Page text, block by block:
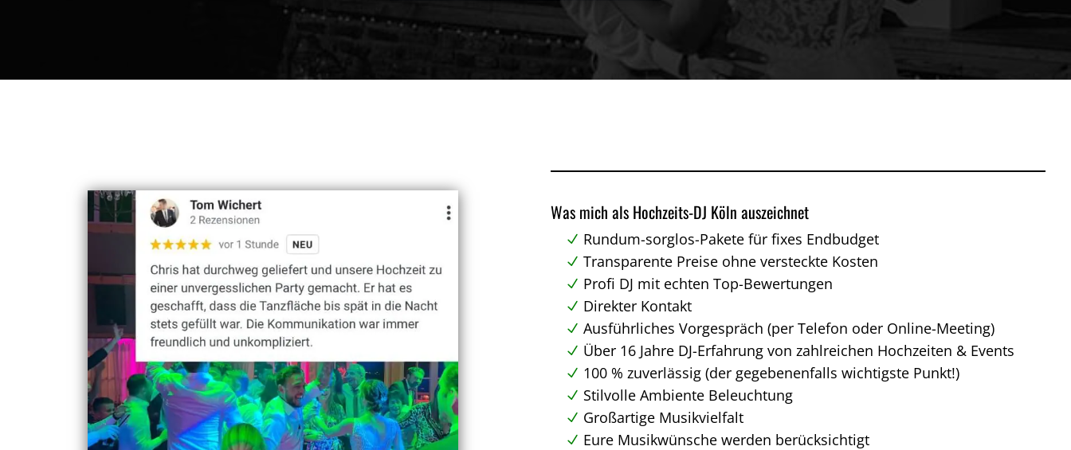
Was mich als Hochzeits-DJ Köln auszeichnet
Rundum-sorglos-Pakete für fixes Endbudget
Transparente Preise ohne versteckte Kosten
Profi DJ mit echten Top-Bewertungen
Direkter Kontakt
Ausführliches Vorgespräch (per Telefon oder Online-Meeting)
Über 16 Jahre DJ-Erfahrung von zahlreichen Hochzeiten & Events
100 % zuverlässig (der gegebenenfalls wichtigste Punkt!)
Stilvolle Ambiente Beleuchtung
Großartige Musikvielfalt
Eure Musikwünsche werden berücksichtigt